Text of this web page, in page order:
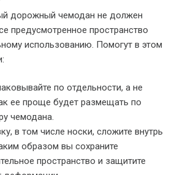
дорожный чемодан не должен
предусмотренное пространство
использованию. Помогут в этом
по отдельности, а не
ее проще будет размещать по
чемодана.
в том числе носки, сложите внутрь
образом вы сохраните
пространство и защитите